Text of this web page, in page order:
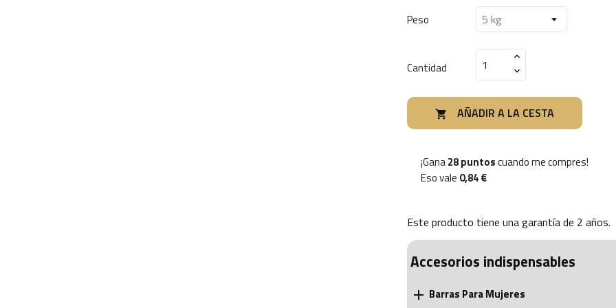
Peso
Cantidad
 AÑADIR A LA CESTA
¡Gana28 puntoscuando me compres!
Eso vale 0,84 €
Este producto tiene una garantía de 2 años.
Accesorios indispensables
 Barras Para Mujeres